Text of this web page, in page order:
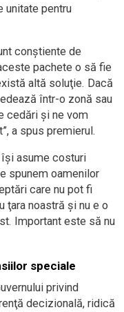
unitate pentru
conştiente de
pachete o să fie
altă soluţie. Dacă
într-o zonă sau
cedări şi ne vom
a spus premierul.
asume costuri
spunem oamenilor
care nu pot fi
ţara noastră şi nu e o
Important este să nu
speciale
privind
decizională, ridică